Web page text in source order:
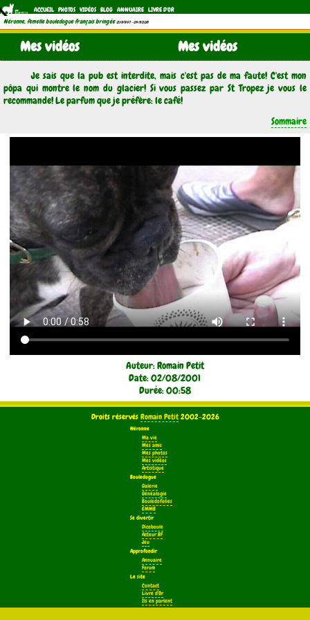
ACCUEIL PHOTOS VIDÉOS BLOG ANNUAIRE LIVRE D'OR
Néronne, femelle bouledogue français bringée (21/11/1997 - 04/11/2011)
Mes vidéos Mes vidéos
Je sais que la pub est interdite, mais c'est pas de ma faute! C'est mon
pôpa qui montre le nom du glacier! Si vous passez par St Tropez je vous le
recommande! Le parfum que je préfère: le café!
Sommaire
Auteur: Romain Petit
Date: 02/08/2001
Durée: 00:58
Droits réservés Romain Petit2002-2026
Néronne
Ma vie
Mes amis
Mes photos
Mes vidéos
Artistique
Bouledogue
Galerie
Généalogie
Bouledofolies
EMMB
Se divertir
Dicoboule
Acteur BF
Jeu
Approfondir
Annuaire
Forum
Le site
Contact
Livre d'Or
Ils en parlent